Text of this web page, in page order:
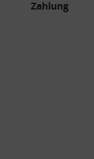
Zahlung